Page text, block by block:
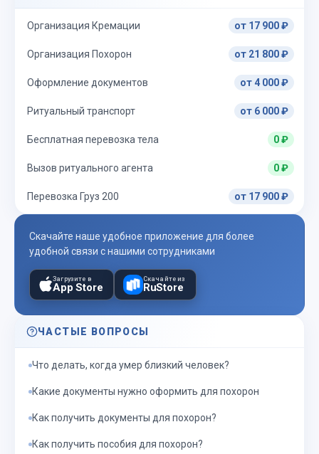
Организация Кремации от 17 900 ₽
Организация Похорон от 21 800 ₽
Оформление документов от 4 000 ₽
Ритуальный транспорт от 6 000 ₽
Бесплатная перевозка тела 0 ₽
Вызов ритуального агента 0 ₽
Перевозка Груз 200 от 17 900 ₽
Скачайте наше удобное приложение для более
удобной связи с нашими сотрудниками
Загрузите в
App Store
Скачайте из
RuStore
ЧАСТЫЕ ВОПРОСЫ
Что делать, когда умер близкий человек?
Какие документы нужно оформить для похорон
Как получить документы для похорон?
Как получить пособия для похорон?